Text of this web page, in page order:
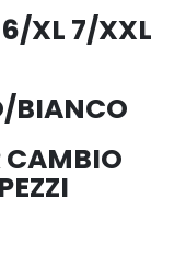
XL 7/XXL
BIANCO
CAMBIO